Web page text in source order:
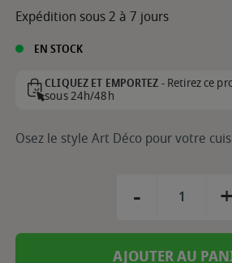
Expédition sous 2 à 7 jours
EN STOCK
CLIQUEZ ET EMPORTEZ -Retirez ce
sous 24h/48h
Osez le style Art Déco pour votre
- +
AJOUTER AU